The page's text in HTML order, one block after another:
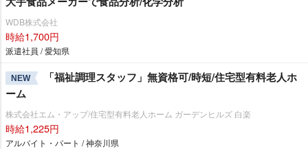
WDB株式会社
時給1,700円
派遣社員 / 愛知県
NEW
「福祉調理スタッフ」無資格可/時短/住宅型有料老人ホ
ーム
株式会社エム・アップ/住宅型有料老人ホーム ガーデンヒルズ 白楽
時給1,225円
アルバイト・パート / 神奈川県